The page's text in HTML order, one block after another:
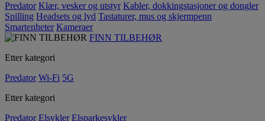
Predator Klær, vesker og utstyr Kabler, dokkingstasjoner og dongler
Spilling Headsets og lyd Tastaturer, mus og skjermpenn
Smartenheter Kameraer
FINN TILBEHØR
Etter kategori
Predator Wi-Fi 5G
Etter kategori
Predator Elsykler Elsparkesykler